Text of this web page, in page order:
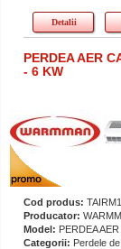
Detalii
PERDEA AER
- 6 KW
Cod produs:
Producator:
Model: PERDEA
Categorii: Perdele